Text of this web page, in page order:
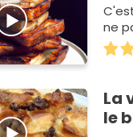
ne
La
le